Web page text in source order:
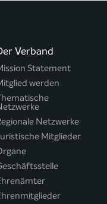
Verband
Statement
werden
Netzwerke
Mitglieder